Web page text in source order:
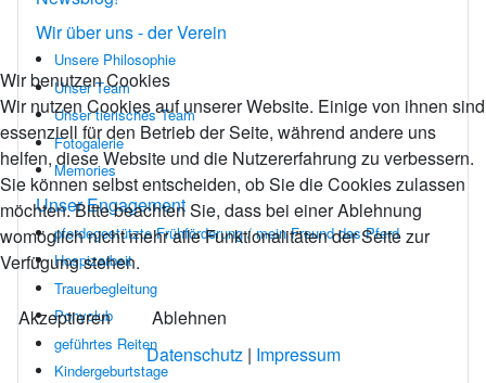
Wir über uns - der Verein
Unsere Philosophie
Unser Team
Unser tierisches Team
Fotogalerie
Memories
Unser Engagement
pferdegestützte Frühförderung / mein Freund das Pferd
Hospizarbeit
Trauerbegleitung
Ponyclub
geführtes Reiten
Kindergeburtstage
Wir benutzen Cookies
Wir nutzen Cookies auf unserer Website. Einige von ihnen sind
essenziell für den Betrieb der Seite, während andere uns
helfen, diese Website und die Nutzererfahrung zu verbessern.
Sie können selbst entscheiden, ob Sie die Cookies zulassen
möchten. Bitte beachten Sie, dass bei einer Ablehnung
womöglich nicht mehr alle Funktionalitäten der Seite zur
Verfügung stehen.
Akzeptieren
Ablehnen
Datenschutz| Impressum